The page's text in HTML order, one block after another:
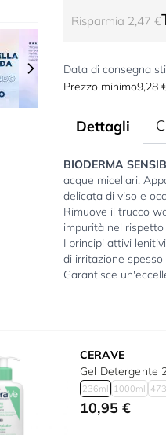
Risparmia 2,47 €
Data di consegna
Prezzo minimo9,28
Dettagli
BIODERMA
acque micellari.
delicata di viso e
Rimuove il trucco
impurità nel
I principi attivi
di irritazione
Garantisce
CERAVE
Gel Detergente
236ml 1000ml
10,95 €